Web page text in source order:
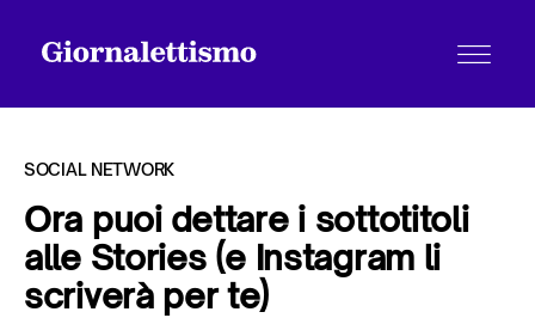
Tutti gli articoli
SOCIAL NETWORK
Ora puoi dettare i sottotitoli
alle Stories (e Instagram li
scriverà per te)